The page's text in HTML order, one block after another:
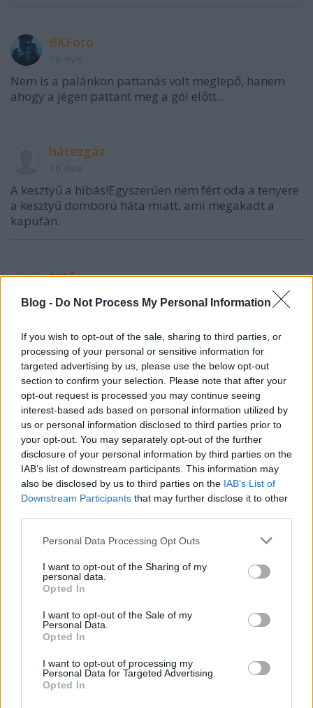
Blog - Do Not Process My Personal Information
If you wish to opt-out of the sale, sharing to third parties, or
processing of your personal or sensitive information for
targeted advertising by us, please use the below opt-out
section to confirm your selection. Please note that after your
opt-out request is processed you may continue seeing
interest-based ads based on personal information utilized by
us or personal information disclosed to third parties prior to
your opt-out. You may separately opt-out of the further
disclosure of your personal information by third parties on the
IAB’s list of downstream participants. This information may
also be disclosed by us to third parties on the IAB’s List of
Downstream Participants that may further disclose it to other
Please note that this website/app uses one or more Google
not limited to your visit or usage behaviour. You may click to
grant or deny consent to Google and its third-party tags to
use your data for below specified purposes in below Google
consent section.
Personal Data Processing Opt Outs
I want to opt-out of the Sharing of my
personal data.
Opted In
I want to opt-out of the Sale of my
Personal Data.
Opted In
I want to opt-out of processing my
Personal Data for Targeted Advertising.
Opted In
BKFoto
Nem is a palánkon pattanás volt meglepő, hanem
ahogy a jégen pattant meg a gól előtt...
hátezgáz
A kesztyű a hibás!Egyszerűen nem fért oda a tenyere
a kesztyű domború háta miatt, ami megakadt a
kapufán.
csa1
hiszem a norvégoknak
Cadaver!!
16 éve
17 másodpercnél a másik kommentátor a Péntek 13
"zenéjét" imitálja. :)
fernetstock
magic11
még szerencse, hogy nem befolyásolta a
végeredményt. iszonyat érzés ilyen gólt kapni. a
lehető legrosszabb a világon...